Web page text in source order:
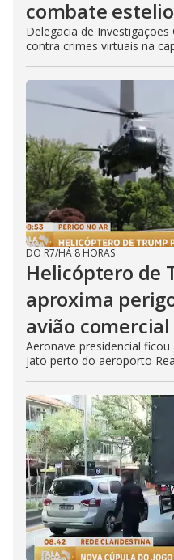
combate
Delegacia de
contra crimes virtuais na
DO R7/HÁ 8 HORAS
Helicóptero de
aproxima
avião comercial
Aeronave presidencial
jato perto do aeroporto